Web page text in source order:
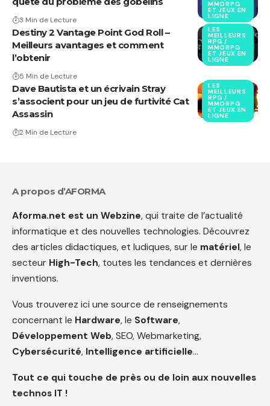
MMORPG
ET JEUX EN
LIGNE
3 Min de Lecture
LES
MEILLEURS
RPG /
MMORPG
ET JEUX EN
LIGNE
Destiny 2 Vantage Point God Roll –
Meilleurs avantages et comment
l’obtenir
5 Min de Lecture
LES
MEILLEURS
RPG /
MMORPG
ET JEUX EN
LIGNE
Dave Bautista et un écrivain Stray
s’associent pour un jeu de furtivité Cat
Assassin
2 Min de Lecture
A propos d’AFORMA
Aforma.net est un Webzine, qui traite de l’actualité
informatique et des nouvelles technologies. Découvrez
des articles didactiques, et ludiques, sur le matériel, le
secteur High-Tech, toutes les tendances et dernières
inventions.
Vous trouverez ici une source de renseignements
concernant le Hardware, le Software,
Développement Web, SEO, Webmarketing,
Cybersécurité, Intelligence artificielle…
Tout ce qui touche de près ou de loin aux nouvelles
technos IT !